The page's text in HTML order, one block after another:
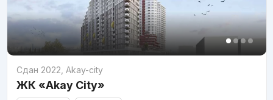
Сдан 2022 Akay-city
ЖК «Akay City»